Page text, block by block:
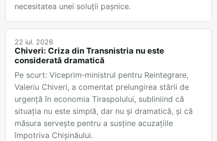
necesitatea unei soluții pașnice.
22 iul. 2026
Chiveri: Criza din Transnistria nu este
considerată dramatică
Pe scurt: Viceprim‑ministrul pentru Reintegrare,
Valeriu Chiveri, a comentat prelungirea stării de
urgență în economia Tiraspolului, subliniind că
situația nu este simplă, dar nu și dramatică, și că
măsura servește pentru a susține acuzațiile
împotriva Chișinăului.